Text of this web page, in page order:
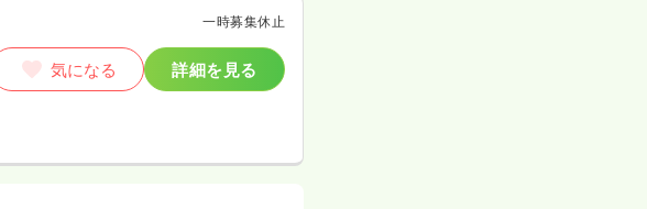
一時募集休止
気になる 詳細を見る